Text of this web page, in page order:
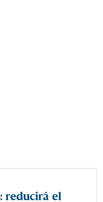
reducirá el